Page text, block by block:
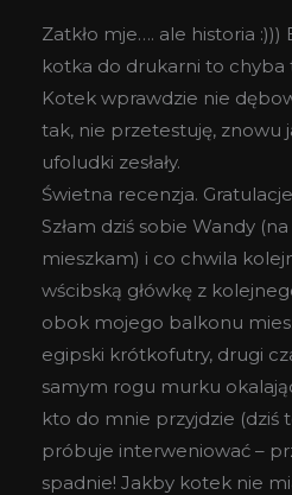
Zatkło mje…. ale historia :)))
kotka do drukarni to chyba
Kotek wprawdzie nie
tak, nie przetestuję, znowu
ufoludki zesłały.
Świetna recenzja.
Szłam dziś sobie Wandy
mieszkam) i co chwila
wścibską główkę z
obok mojego balkonu
egipski krótkofutry, drugi
samym rogu murku
kto do mnie przyjdzie (dziś
próbuje interweniować –
spadnie! Jakby kotek nie